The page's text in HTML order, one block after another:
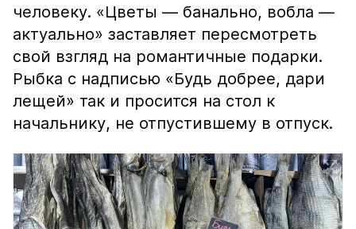
человеку. «Цветы — банально, вобла —
актуально» заставляет пересмотреть
свой взгляд на романтичные подарки.
Рыбка с надписью «Будь добрее, дари
лещей» так и просится на стол к
начальнику, не отпустившему в отпуск.